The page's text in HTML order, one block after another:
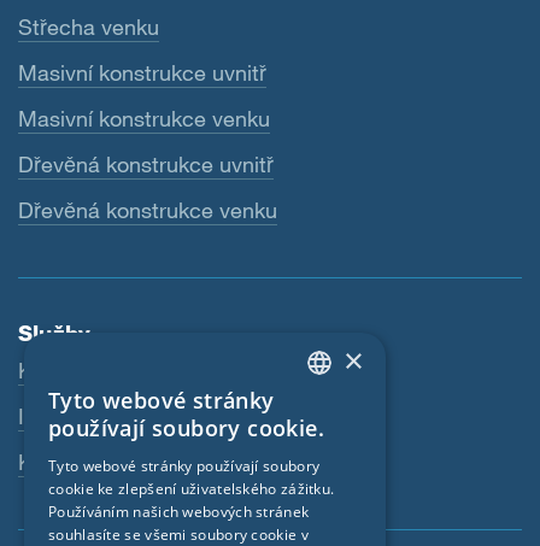
Střecha venku
Masivní konstrukce uvnitř
Masivní konstrukce venku
Dřevěná konstrukce uvnitř
Dřevěná konstrukce venku
Služby
Ke stažení
Internetový obchod
Kontaktní osoba
FRENCH
CZECH
×
Tyto webové stránky
používají soubory cookie.
Tyto webové stránky používají soubory
cookie ke zlepšení uživatelského zážitku.
Používáním našich webových stránek
souhlasíte se všemi soubory cookie v